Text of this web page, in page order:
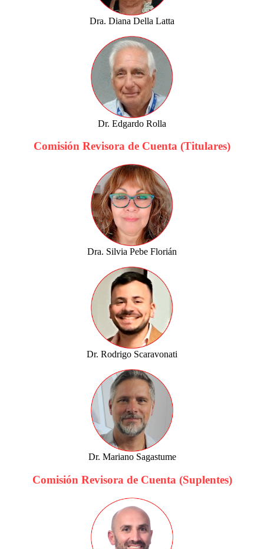
Dra. Diana Della Latta
Dr. Edgardo Rolla
Comisión Revisora de Cuenta (Titulares)
Dra. Silvia Pebe Florián
Dr. Rodrigo Scaravonati
Dr. Mariano Sagastume
Comisión Revisora de Cuenta (Suplentes)